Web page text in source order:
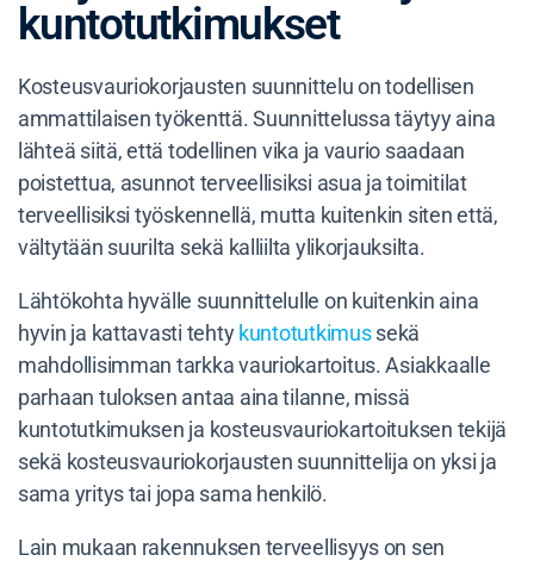
kuntotutkimukset
Kosteusvauriokorjausten suunnittelu on todellisen
ammattilaisen työkenttä. Suunnittelussa täytyy aina
lähteä siitä, että todellinen vika ja vaurio saadaan
poistettua, asunnot terveellisiksi asua ja toimitilat
terveellisiksi työskennellä, mutta kuitenkin siten että,
vältytään suurilta sekä kalliilta ylikorjauksilta.
Lähtökohta hyvälle suunnittelulle on kuitenkin aina
hyvin ja kattavasti tehtykuntotutkimussekä
mahdollisimman tarkka vauriokartoitus. Asiakkaalle
parhaan tuloksen antaa aina tilanne, missä
kuntotutkimuksen ja kosteusvauriokartoituksen tekijä
sekä kosteusvauriokorjausten suunnittelija on yksi ja
sama yritys tai jopa sama henkilö.
Lain mukaan rakennuksen terveellisyys on sen